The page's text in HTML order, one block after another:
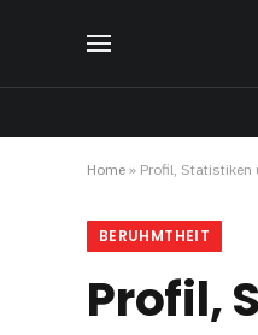
Home » Profil, Statistiken
BERUHMTHEIT
Profil,